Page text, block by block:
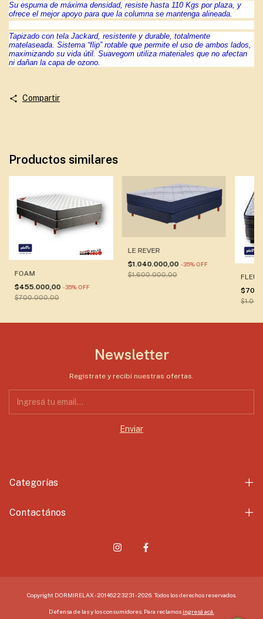
Su espuma de máxima densidad, resiste hasta 110 Kgs por plaza, y
ofrece el mejor apoyo para que la columna se mantenga alineada.
Tapizado con tela Jackard, resistente y durable, totalmente
matelaseada. Sistema “flip” rotable que permite el uso de ambos lados,
maximizando su vida útil. Suavegom utiliza materiales que no afectan
ni dañan la capa de ozono.
Compartir
Productos similares
FOAM
$455.000,00 -35%OFF
$700.000,00
LE REVER
$1.040.000,00 -35%OFF
$1.600.000,00
Newsletter
Registrate y recibí nuestras ofertas.
Categorías
Contactános
Copyright DORMIRELAX - 20146223231 - 2026. Todos los derechos reservados.
Defensa de las y los consumidores. Para reclamos ingresá acá.